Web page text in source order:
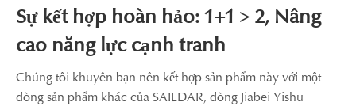
Sự kết hợp hoàn hảo: 1+1 > 2, Nâng
cao năng lực cạnh tranh
Chúng tôi khuyên bạn nên kết hợp sản phẩm này với một
dòng sản phẩm khác của SAILDAR, dòng Jiabei Yishu